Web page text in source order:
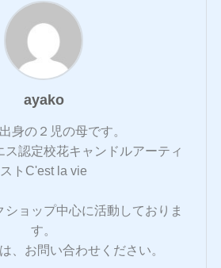
ayako
身の２児の母です。
ス認定校花キャンドルアーティ
ストC'est la vie
ショップ中心に活動しておりま
す。
、お問い合わせください。